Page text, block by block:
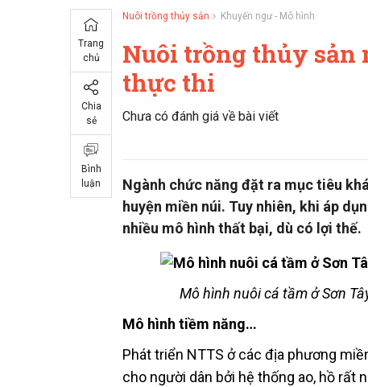
Trang
chủ
Chia
sẻ
Bình
luận
Nuôi trồng thủy sản Khuyến ngư - Mô hình
Nuôi trồng thủy sản
thực thi
Chưa có đánh giá về bài viết
Ngành chức năng đặt ra mục tiêu
huyện miền núi. Tuy nhiên, khi áp
nhiều mô hình thất bại, dù có lợi thế.
Mô hình nuôi cá tầm ở Sơn
Mô hình tiềm năng…
Phát triển NTTS ở các địa phương
cho người dân bởi hệ thống ao, hồ rất